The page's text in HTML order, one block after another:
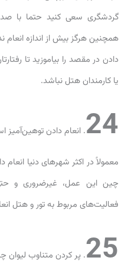
گردشگری سعی کنید حتما با
همچنین هرگز بیش از اندازه انعام
دادن در مقصد را بیاموزید تا
یا کارمندان هتل نباشد.
24. انعام دادن توهین‌آمیز
معمولاً در اکثر شهرهای دنیا
چین این عمل، غیرضروری و
فعالیت‌های مربوط به تور و هتل
25. پر کردن متناوب لیوان